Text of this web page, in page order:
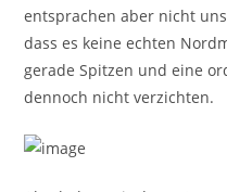
entsprachen aber nicht
dass es keine echten
gerade Spitzen und eine
dennoch nicht verzichten.